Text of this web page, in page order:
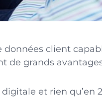
client
de grands
et rien qu’en